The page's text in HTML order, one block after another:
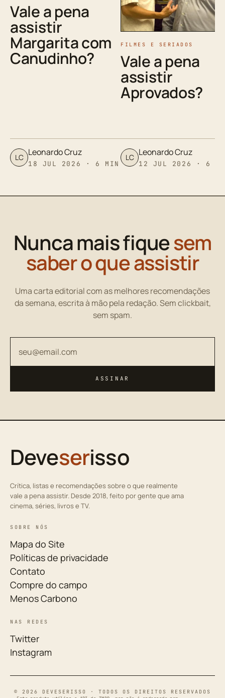
Vale a pena
assistir
Margarita com
Canudinho?
LC Leonardo Cruz
18 JUL 2026 · 6 MIN
FILMES E SERIADOS
Vale a pena
assistir
Aprovados?
LC Leonardo Cruz
12 JUL 2026 · 6
Nunca mais fiquesem
saber o que assistir
Uma carta editorial com as melhores recomendações
da semana, escrita à mão pela redação. Sem clickbait,
sem spam.
ASSINAR
Deveserisso
Crítica, listas e recomendações sobre o que realmente
vale a pena assistir. Desde 2018, feito por gente que ama
cinema, séries, livros e TV.
SOBRE NÓS
Mapa do Site
Políticas de privacidade
Contato
Compre do campo
Menos Carbono
NAS REDES
Twitter
Instagram
© 2026 DEVESERISSO · TODOS OS DIREITOS RESERVADOS